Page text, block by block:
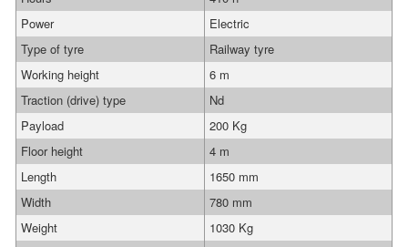
Power
Electric
Type of tyre
Railway tyre
Working height
6 m
Traction (drive) type
Nd
Payload
200 Kg
Floor height
4 m
Length
1650 mm
Width
780 mm
Weight
1030 Kg